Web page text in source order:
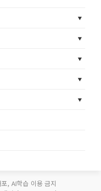
, AI학습 이용 금지